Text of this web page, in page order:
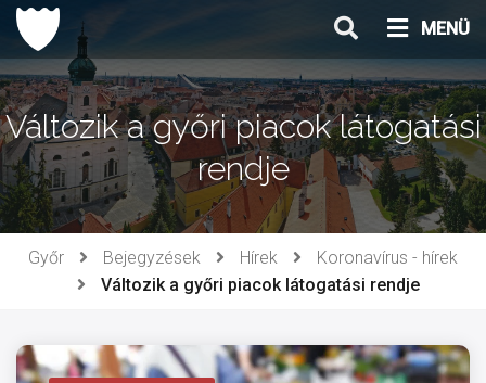
Ugrás
tartalomhoz
MENÜ
Változik a győri piacok látogatási
rendje
Győr Bejegyzések Hírek
Koronavírus - hírek
Változik a győri piacok látogatási rendje